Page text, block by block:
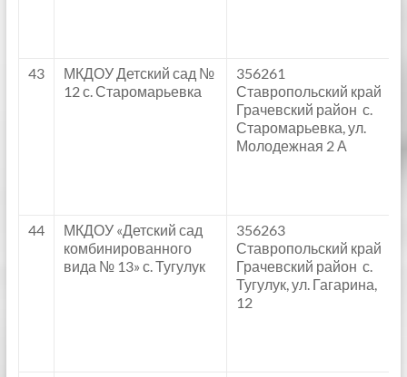
43
МКДОУ Детский сад №
12 с. Старомарьевка
356261
Ставропольский край
Грачевский район с.
Старомарьевка, ул.
Молодежная 2 А
44
МКДОУ «Детский сад
комбинированного
вида № 13» с. Тугулук
356263
Ставропольский край
Грачевский район с.
Тугулук, ул. Гагарина,
12